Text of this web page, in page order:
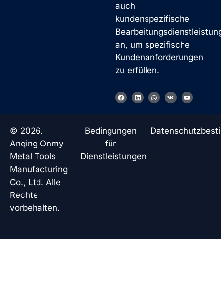
auch
kundenspezifische
an, um spezifische
Kundenanforderungen
zu erfüllen.
F
a
o
L
i
W
h
a
p
V
k
Y
o
e
© 2026.
Anqing Onmy
Metal Tools
Manufacturing
Co., Ltd. Alle
Rechte
vorbehalten.
Bedingungen
für
Dienstleistungen